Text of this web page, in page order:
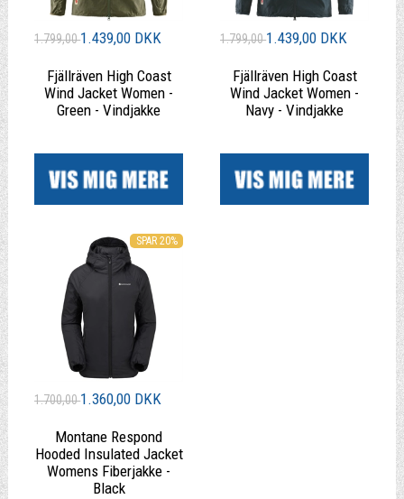
1.799,001.439,00 DKK
Fjällräven High Coast
Wind Jacket Women -
Green - Vindjakke
1.799,001.439,00 DKK
Fjällräven High Coast
Wind Jacket Women -
Navy - Vindjakke
SPAR 20%
1.700,001.360,00 DKK
Montane Respond
Hooded Insulated Jacket
Womens Fiberjakke -
Black